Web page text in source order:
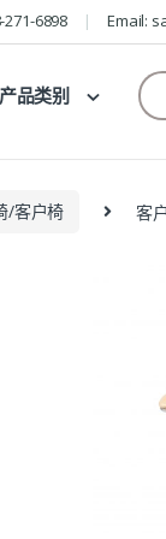
271-6898 Email:
产品类别
/客户椅 客